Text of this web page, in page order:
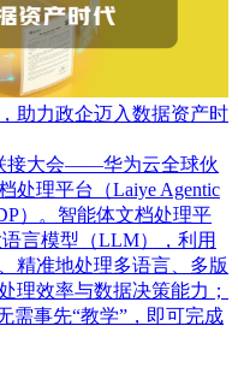
助力政企迈入数据资产时
接大会——华为云全球伙
处理平台（Laiye Agentic
）。智能体文档处理平
言模型（LLM），利用
精准地处理多语言、多版
理效率与数据决策能力；
需事先“教学”，即可完成